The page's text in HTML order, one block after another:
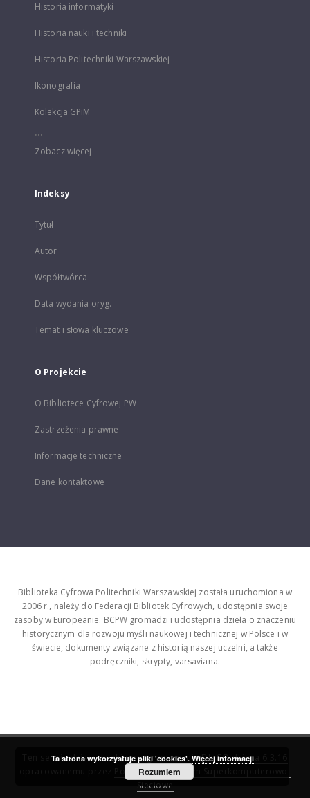
Historia informatyki
Historia nauki i techniki
Historia Politechniki Warszawskiej
Ikonografia
Kolekcja GPiM
...
Zobacz więcej
Indeksy
Tytuł
Autor
Współtwórca
Data wydania oryg.
Temat i słowa kluczowe
O Projekcie
O Bibliotece Cyfrowej PW
Zastrzeżenia prawne
Informacje techniczne
Dane kontaktowe
Biblioteka Cyfrowa Politechniki Warszawskiej została uruchomiona w
2006 r., należy do Federacji Bibliotek Cyfrowych, udostępnia swoje
zasoby w Europeanie. BCPW gromadzi i udostępnia dzieła o znaczeniu
historycznym dla rozwoju myśli naukowej i technicznej w Polsce i w
świecie, dokumenty związane z historią naszej uczelni, a także
podręczniki, skrypty, varsaviana.
Ten serwis działa dzięki oprogramowaniuDInGO dLibra 6.3.16
Poznańskie Centrum Superkomputerowo-
Sieciowe
Ta strona wykorzystuje pliki 'cookies'. Więcej informacji
Rozumiem